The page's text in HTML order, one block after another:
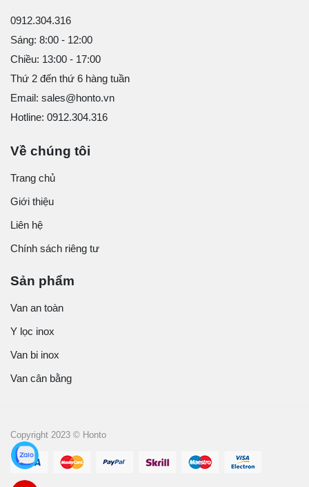
0912.304.316
Sáng: 8:00 - 12:00
Chiều: 13:00 - 17:00
Thứ 2 đến thứ 6 hàng tuần
Email: sales@honto.vn
Hotline: 0912.304.316
Về chúng tôi
Trang chủ
Giới thiệu
Liên hệ
Chính sách riêng tư
Sản phẩm
Van an toàn
Y lọc inox
Van bi inox
Van cân bằng
Copyright 2023 © Honto